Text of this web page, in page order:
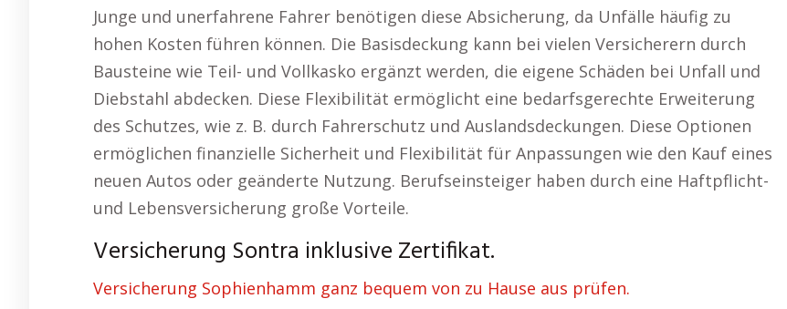
Junge und unerfahrene Fahrer benötigen diese Absicherung, da Unfälle häufig zu
hohen Kosten führen können. Die Basisdeckung kann bei vielen Versicherern durch
Bausteine wie Teil- und Vollkasko ergänzt werden, die eigene Schäden bei Unfall und
Diebstahl abdecken. Diese Flexibilität ermöglicht eine bedarfsgerechte Erweiterung
des Schutzes, wie z. B. durch Fahrerschutz und Auslandsdeckungen. Diese Optionen
ermöglichen finanzielle Sicherheit und Flexibilität für Anpassungen wie den Kauf eines
neuen Autos oder geänderte Nutzung. Berufseinsteiger haben durch eine Haftpflicht-
und Lebensversicherung große Vorteile.
Versicherung Sontra inklusive Zertifikat.
Versicherung Sophienhamm ganz bequem von zu Hause aus prüfen.